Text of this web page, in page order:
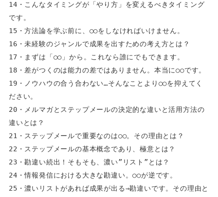
14・こんなタイミングが「やり方」を変えるべきタイミング
です。
15・方法論を学ぶ前に、○○をしなければいけません。
16・未経験のジャンルで成果を出すための考え方とは？
17・まずは「○○」から。これなら誰にでもできます。
19・ノウハウの合う合わない…そんなことより○○を抑えてく
ださい。
20・メルマガとステップメールの決定的な違いと活用方法の
違いとは？
21・ステップメールで重要なのは○○。その理由とは？
22・ステップメールの基本概念であり、極意とは？
23・勘違い続出！そもそも、濃い”リスト”とは？
24・情報発信における大きな勘違い。○○が逆です。
25・濃いリストがあれば成果が出る⇒勘違いです。その理由と